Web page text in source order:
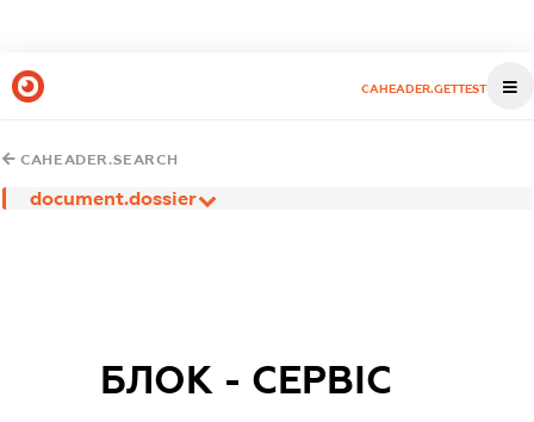
CAHEADER.GETTEST
CAHEADER.SEARCH
document.dossier
БЛОК - СЕРВІС